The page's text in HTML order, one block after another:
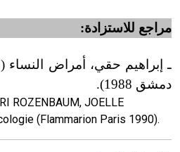
مراجع للاستزادة:
ـ إبراهيم حقي، أمراض النساء
دمشق 1988
)
.
ROZENBAUM, JOELLE
(Flammarion Paris 1990).